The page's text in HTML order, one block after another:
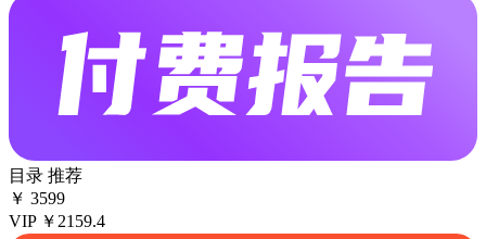
目录 推荐
￥ 3599
VIP ￥2159.4